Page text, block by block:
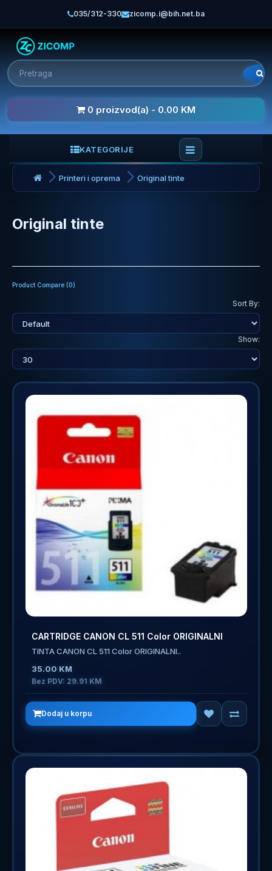
035/312-330 zicomp.i@bih.net.ba
0 proizvod(a) - 0.00 KM
KATEGORIJE
Printeri i oprema Original tinte
Original tinte
Product Compare (0)
Sort By:
Show:
CARTRIDGE CANON CL 511 Color ORIGINALNI
TINTA CANON CL 511 Color ORIGINALNI..
35.00 KM
Bez PDV: 29.91 KM
Dodaj u korpu